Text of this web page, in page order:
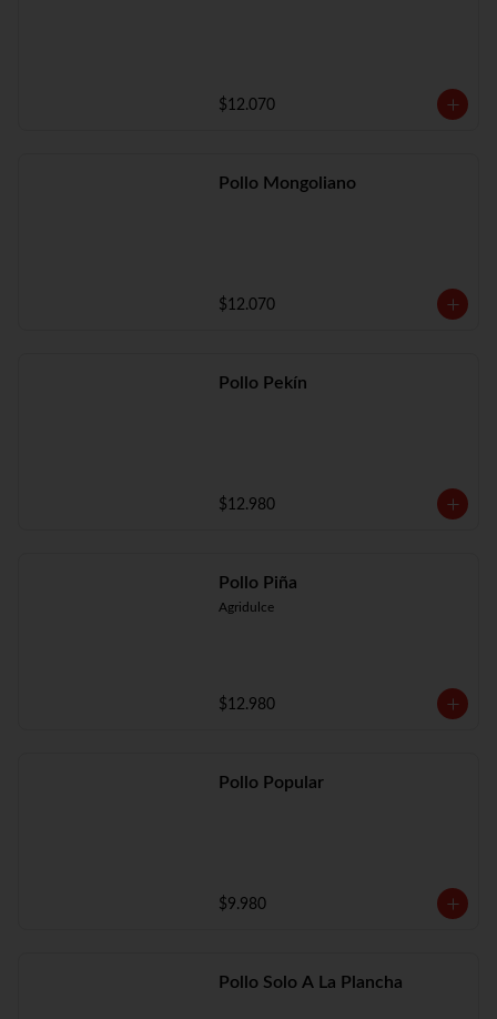
$12.070
Pollo Mongoliano
$12.070
Pollo Pekín
$12.980
Pollo Piña
Agridulce
$12.980
Pollo Popular
$9.980
Pollo Solo A La Plancha